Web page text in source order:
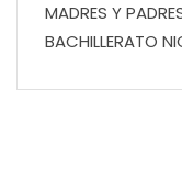
MADRES Y
BACHILLERATO